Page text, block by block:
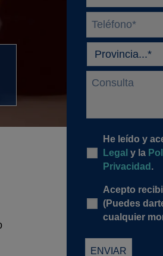
Teléfono
Provincia *
Consulta
*He leído y
Legal y la
Privacidad .
Newsletter
Acepto
(Puedes
cualquier